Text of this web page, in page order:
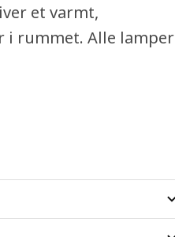
et varmt,
i rummet. Alle lamper